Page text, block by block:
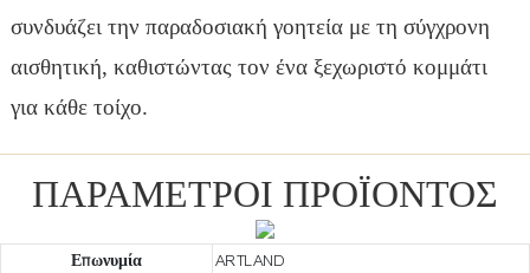
συνδυάζει την παραδοσιακή γοητεία με τη σύγχρονη
αισθητική, καθιστώντας τον ένα ξεχωριστό κομμάτι
για κάθε τοίχο.
ΠΑΡΆΜΕΤΡΟΙ ΠΡΟΪΌΝΤΟΣ
Επωνυμία
ARTLAND